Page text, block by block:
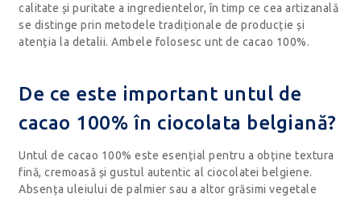
calitate și puritate a ingredientelor, în timp ce cea artizanală
se distinge prin metodele tradiționale de producție și
atenția la detalii. Ambele folosesc unt de cacao 100%.
De ce este important untul de
cacao 100% în ciocolata belgiană?
Untul de cacao 100% este esențial pentru a obține textura
fină, cremoasă și gustul autentic al ciocolatei belgiene.
Absența uleiului de palmier sau a altor grăsimi vegetale